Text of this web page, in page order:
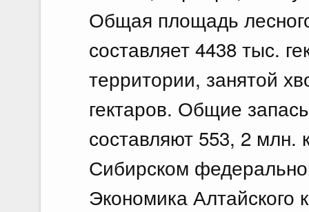
Общая площадь
составляет 4438 тыс.
территории, занятой
гектаров. Общие
составляют 553, 2 млн.
Сибирском
Экономика Алтайского